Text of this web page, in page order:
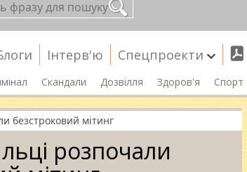
Інтерв'ю Спецпроекти
Скандали Дозвілля Здоров'я Спорт
безстроковий мітинг
розпочали